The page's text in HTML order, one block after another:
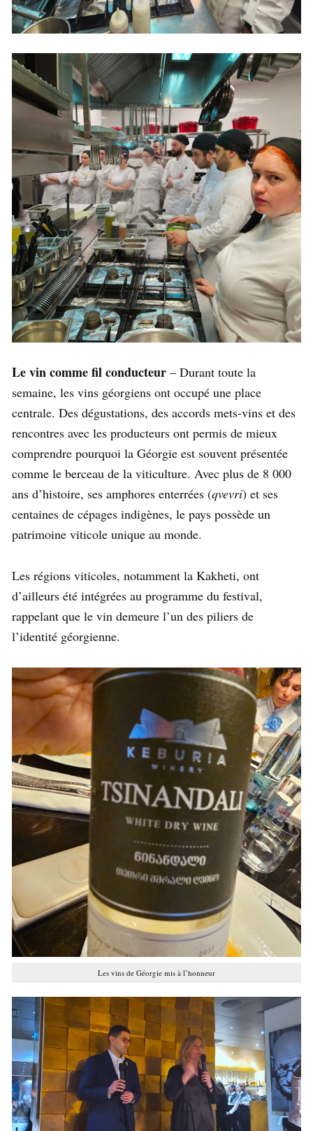
Le vin comme fil conducteur – Durant toute la
semaine, les vins géorgiens ont occupé une place
centrale. Des dégustations, des accords mets-vins et des
rencontres avec les producteurs ont permis de mieux
comprendre pourquoi la Géorgie est souvent présentée
comme le berceau de la viticulture. Avec plus de 8 000
ans d’histoire, ses amphores enterrées (qvevri) et ses
centaines de cépages indigènes, le pays possède un
patrimoine viticole unique au monde.
Les régions viticoles, notamment la Kakheti, ont
d’ailleurs été intégrées au programme du festival,
rappelant que le vin demeure l’un des piliers de
l’identité géorgienne.
Les vins de Géorgie mis à l’honneur